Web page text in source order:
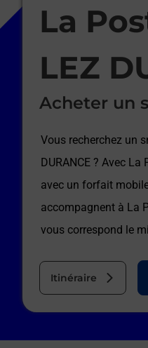
La
LEZ
Acheter un
Vous recherchez un
DURANCE ? Avec La
avec un forfait
accompagnent à La
vous correspond le
Itinéraire